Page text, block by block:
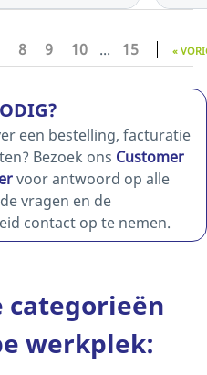
8 9 10 ... 15 «
een bestelling, facturatie
Bezoek ons Customer
voor antwoord op alle
vragen en de
contact op te nemen.
categorieën
werkplek: